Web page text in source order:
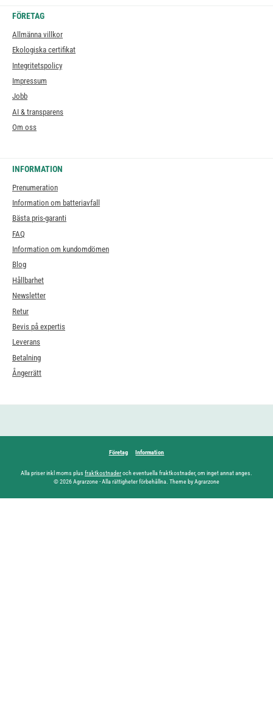
FÖRETAG
Allmänna villkor
Ekologiska certifikat
Integritetspolicy
Impressum
Jobb
AI & transparens
Om oss
INFORMATION
Prenumeration
Information om batteriavfall
Bästa pris-garanti
FAQ
Information om kundomdömen
Blog
Hållbarhet
Newsletter
Retur
Bevis på expertis
Leverans
Betalning
Ångerrätt
Företag Information
Alla priser inkl moms plus fraktkostnaderoch eventuella fraktkostnader, om inget annat anges.
© 2026 Agrarzone - Alla rättigheter förbehållna. Theme by Agrarzone